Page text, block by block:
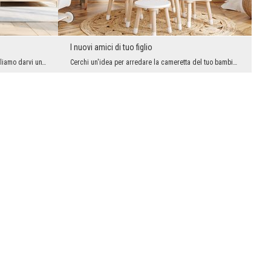
La nostra offerta è molto varia perché vogliamo darvi un'ampia scelta e possibilità. Varie varian...
I nuovi amici di tuo figlio
Cerchi un'idea per arredare la cameretta del tuo bambino? Forse ti piacerà la nostra proposta con...